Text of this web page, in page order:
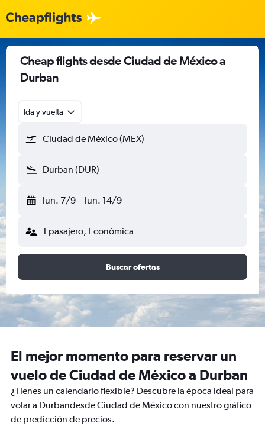
Cheap flights desde Ciudad de México a
Durban
Ida y vuelta
Ciudad de México (MEX)
Durban (DUR)
lun. 7/9 - lun. 14/9
1 pasajero, Económica
Buscar ofertas
El mejor momento para reservar un
vuelo de Ciudad de México a Durban
¿Tienes un calendario flexible? Descubre la época ideal para
volar a Durbandesde Ciudad de México con nuestro gráfico
de predicción de precios.